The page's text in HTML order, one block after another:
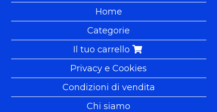
Home
Categorie
Il tuo carrello
Privacy e Cookies
Condizioni di vendita
Chi siamo